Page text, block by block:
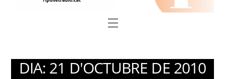
Menu
DIA: 21 D'OCTUBRE DE 2010